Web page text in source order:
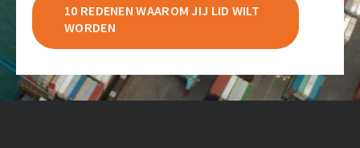
10 REDENEN WAAROM JIJ LID WILT
WORDEN